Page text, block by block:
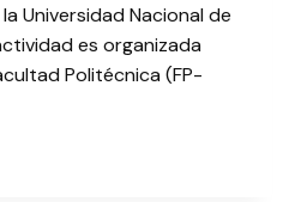
Universidad Nacional de
es organizada
Politécnica (FP-